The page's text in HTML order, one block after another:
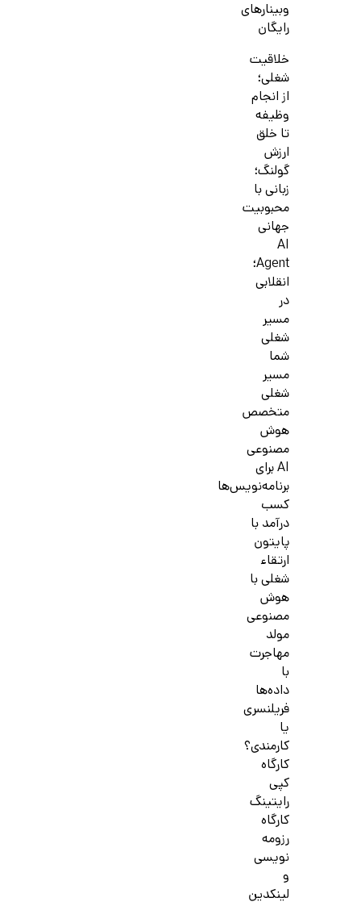
وبینارهای
رایگان
خلاقیت
شغلی؛
از انجام
وظیفه
تا خلق
ارزش
گولنگ؛
زبانی با
محبوبیت
جهانی
AI
Agent؛
انقلابی
در
مسیر
شغلی
شما
مسیر
شغلی
متخصص
هوش
مصنوعی
AI برای
برنامه‌نویس‌ها
کسب
درآمد با
پایتون
ارتقاء
شغلی با
هوش
مصنوعی
مولد
مهاجرت
با
داده‌ها
فریلنسری
یا
کارمندی؟
کارگاه
کپی
رایتینگ
کارگاه
رزومه
نویسی
و
لینکدین